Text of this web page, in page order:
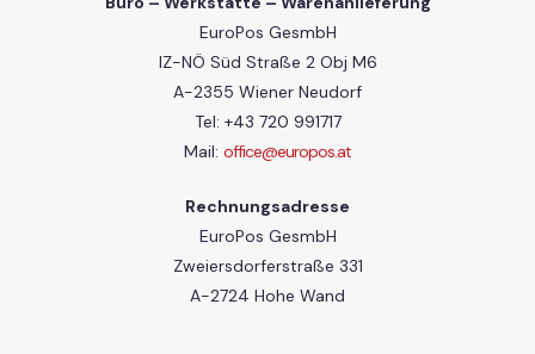
EuroPos GesmbH
IZ-NÖ Süd Straße 2 Obj M6
A-2355 Wiener Neudorf
Tel: +43 720 991717
Mail: office@europos.at
Rechnungsadresse
EuroPos GesmbH
Zweiersdorferstraße 331
A-2724 Hohe Wand